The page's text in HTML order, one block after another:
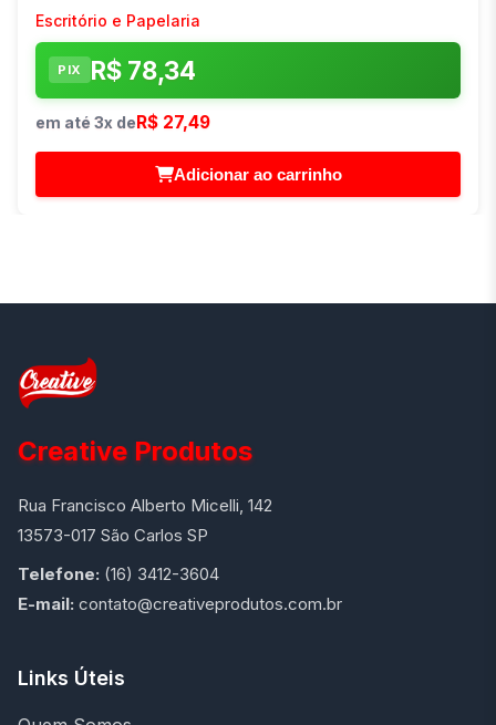
Escritório e Papelaria
PIX R$ 78,34
em até 3x deR$ 27,49
Adicionar ao carrinho
Creative Produtos
Rua Francisco Alberto Micelli, 142
13573-017 São Carlos SP
Telefone: (16) 3412-3604
E-mail: contato@creativeprodutos.com.br
Links Úteis